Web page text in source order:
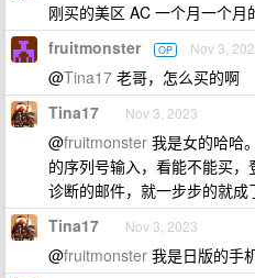
刚买的美区 AC 一个月一个月
fruitmonster OP Nov 3,
@Tina17 老哥，怎么买的啊
Tina17 Nov 3, 2023
@fruitmonster 我是女的哈哈
的序列号输入，看能不能买
诊断的邮件，就一步步的就成
Tina17 Nov 3, 2023
@fruitmonster 我是日版的手